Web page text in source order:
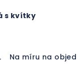
s kvítky
Na míru na